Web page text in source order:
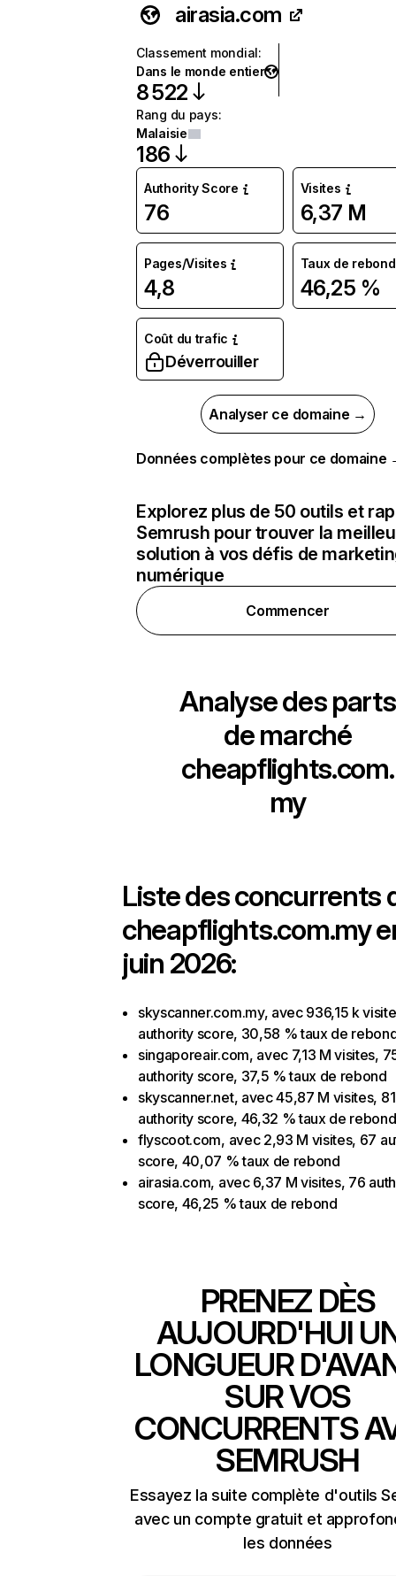
airasia.com
Classement mondial:
Dans le monde entier
8 522
Rang du pays:
Malaisie
186
Authority Score
76
Visites
6,37 M
Pages/Visites
4,8
Taux de rebond
46,25 %
Coût du trafic
Déverrouiller
Analyser ce domaine →
Données complètes pour ce domaine
Explorez plus de 50 outils et
Semrush pour trouver la
solution à vos défis de
numérique
Commencer
Analyse des parts
de marché
cheapflights.com.
my
Liste des concurrents
cheapflights.com.my
juin 2026:
skyscanner.com.my, avec 936,15 k
authority score, 30,58 % taux de
singaporeair.com, avec 7,13 M visites,
authority score, 37,5 % taux de rebond
skyscanner.net, avec 45,87 M visites, 81
authority score, 46,32 % taux de rebond
flyscoot.com, avec 2,93 M visites, 67
score, 40,07 % taux de rebond
airasia.com, avec 6,37 M visites, 76
score, 46,25 % taux de rebond
PRENEZ DÈS
AUJOURD'HUI
LONGUEUR
SUR VOS
CONCURRENTS
SEMRUSH
Essayez la suite complète d'outils
avec un compte gratuit et
les données